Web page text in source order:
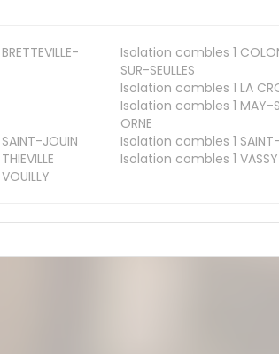
BRETTEVILLE-
Isolation combles 1
SUR-SEULLES
Isolation combles 1 LA
Isolation combles 1 MAY-
ORNE
SAINT-JOUIN Isolation combles 1
THIEVILLE Isolation combles 1 VASSY
VOUILLY